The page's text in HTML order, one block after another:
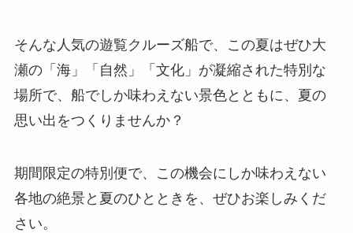
そんな人気の遊覧クルーズ船で、この夏はぜひ大
瀬の「海」「自然」「文化」が凝縮された特別な
場所で、船でしか味わえない景色とともに、夏の
思い出をつくりませんか？
期間限定の特別便で、この機会にしか味わえない
各地の絶景と夏のひとときを、ぜひお楽しみくだ
さい。